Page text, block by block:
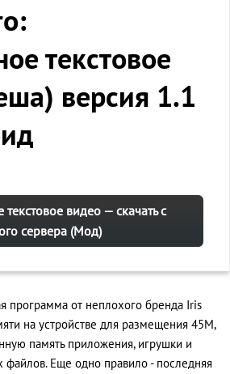
текстовое
версия 1.1
видео — скачать с
сервера (Мод)
программа от неплохого бренда Iris
на устройстве для размещения 45M,
память приложения, игрушки и
Еще одно правило - последняя